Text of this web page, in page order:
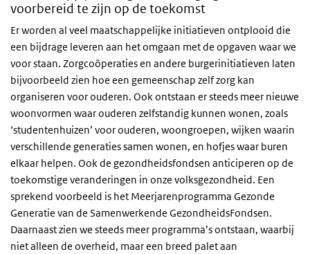
voorbereid te zijn op de toekomst
Er worden al veel maatschappelijke initiatieven ontplooid die
een bijdrage leveren aan het omgaan met de opgaven waar we
voor staan. Zorgcoöperaties en andere burgerinitiatieven laten
bijvoorbeeld zien hoe een gemeenschap zelf zorg kan
organiseren voor ouderen. Ook ontstaan er steeds meer nieuwe
woonvormen waar ouderen zelfstandig kunnen wonen, zoals
‘studentenhuizen’ voor ouderen, woongroepen, wijken waarin
verschillende generaties samen wonen, en hofjes waar buren
elkaar helpen. Ook de gezondheidsfondsen anticiperen op de
toekomstige veranderingen in onze volksgezondheid. Een
sprekend voorbeeld is het Meerjarenprogramma Gezonde
Generatie van de Samenwerkende GezondheidsFondsen.
Daarnaast zien we steeds meer programma’s ontstaan, waarbij
niet alleen de overheid, maar een breed palet aan